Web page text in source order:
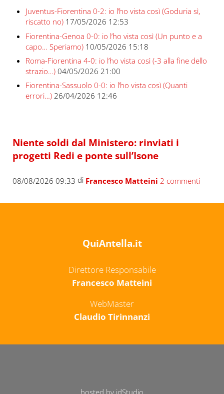
Juventus-Fiorentina 0-2: io l’ho vista così (Goduria sì,
riscatto no) 17/05/2026 12:53
Fiorentina-Genoa 0-0: io l’ho vista così (Un punto e a
capo… Speriamo) 10/05/2026 15:18
Roma-Fiorentina 4-0: io l’ho vista così (-3 alla fine dello
strazio…) 04/05/2026 21:00
Fiorentina-Sassuolo 0-0: io l’ho vista così (Quanti
errori…) 26/04/2026 12:46
Niente soldi dal Ministero: rinviati i
progetti Redi e ponte sull’Isone
08/08/2026 09:33 di Francesco Matteini 2 commenti
QuiAntella.it
Direttore Responsabile
Francesco Matteini
WebMaster
Claudio Tirinnanzi